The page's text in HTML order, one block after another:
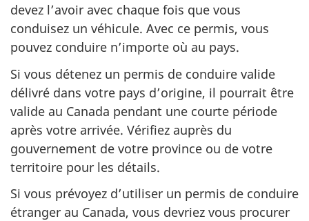
devez l’avoir avec chaque fois que vous
conduisez un véhicule. Avec ce permis, vous
pouvez conduire n’importe où au pays.
Si vous détenez un permis de conduire valide
délivré dans votre pays d’origine, il pourrait être
valide au Canada pendant une courte période
après votre arrivée. Vérifiez auprès du
gouvernement de votre province ou de votre
territoire pour les détails.
Si vous prévoyez d’utiliser un permis de conduire
étranger au Canada, vous devriez vous procurer